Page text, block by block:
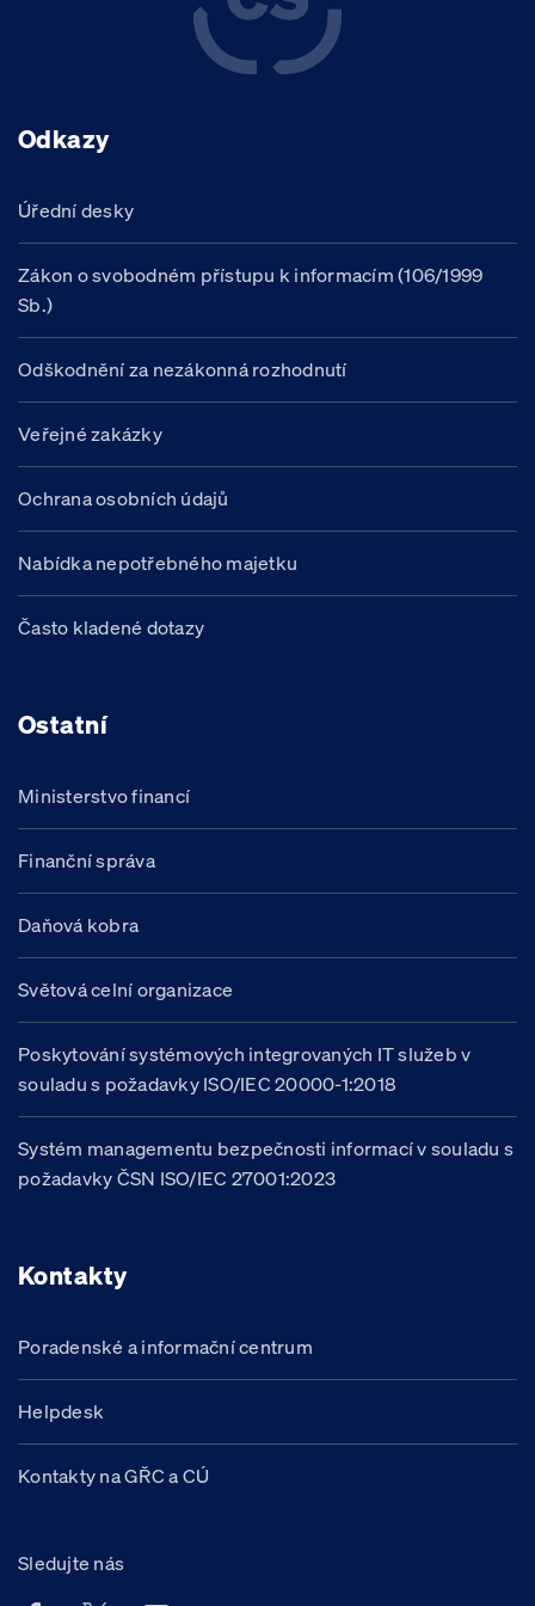
Odkazy
Úřední desky
Zákon o svobodném přístupu k informacím (106/1999
Sb.)
Odškodnění za nezákonná rozhodnutí
Veřejné zakázky
Ochrana osobních údajů
Nabídka nepotřebného majetku
Často kladené dotazy
Ostatní
Ministerstvo financí
Finanční správa
Daňová kobra
Světová celní organizace
Poskytování systémových integrovaných IT služeb v
souladu s požadavky ISO/IEC 20000-1:2018
Systém managementu bezpečnosti informací v souladu s
požadavky ČSN ISO/IEC 27001:2023
Kontakty
Poradenské a informační centrum
Helpdesk
Kontakty na GŘC a CÚ
Sledujte nás